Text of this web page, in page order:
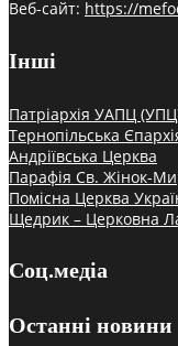
Веб-сайт: https://
Інші
Патріархія УАПЦ
Тернопільська
Андріївська Церква
Парафія Св. Жінок-
Помісна Церква
Щедрик – Церковна
Соц.медіа
Останні новини